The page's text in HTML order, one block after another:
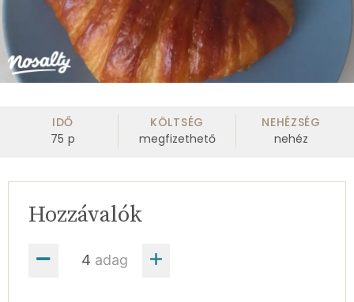
IDŐ
75 p
KÖLTSÉG
megfizethető
NEHÉZSÉG
nehéz
adag
Hozzávalók